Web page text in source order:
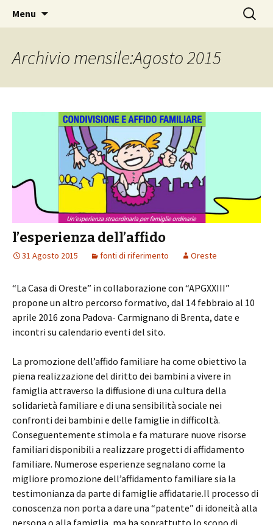
Associazione La casa di
Oreste
accoglienza e condivisione familiare
Menu
Ricerca
per:
Archivio mensile:Agosto 2015
l’esperienza dell’affido
31 Agosto 2015 fonti di riferimento Oreste
“La Casa di Oreste” in collaborazione con “APGXXIII”
propone un altro percorso formativo, dal 14 febbraio al 10
aprile 2016 zona Padova- Carmignano di Brenta, date e
incontri su calendario eventi del sito.
La promozione dell’affido familiare ha come obiettivo la
piena realizzazione del diritto dei bambini a vivere in
famiglia attraverso la diffusione di una cultura della
solidarietà familiare e di una sensibilità sociale nei
confronti dei bambini e delle famiglie in difficoltà.
Conseguentemente stimola e fa maturare nuove risorse
familiari disponibili a realizzare progetti di affidamento
familiare. Numerose esperienze segnalano come la
migliore promozione dell’affidamento familiare sia la
testimonianza da parte di famiglie affidatarie.Il processo di
conoscenza non porta a dare una “patente” di idoneità alla